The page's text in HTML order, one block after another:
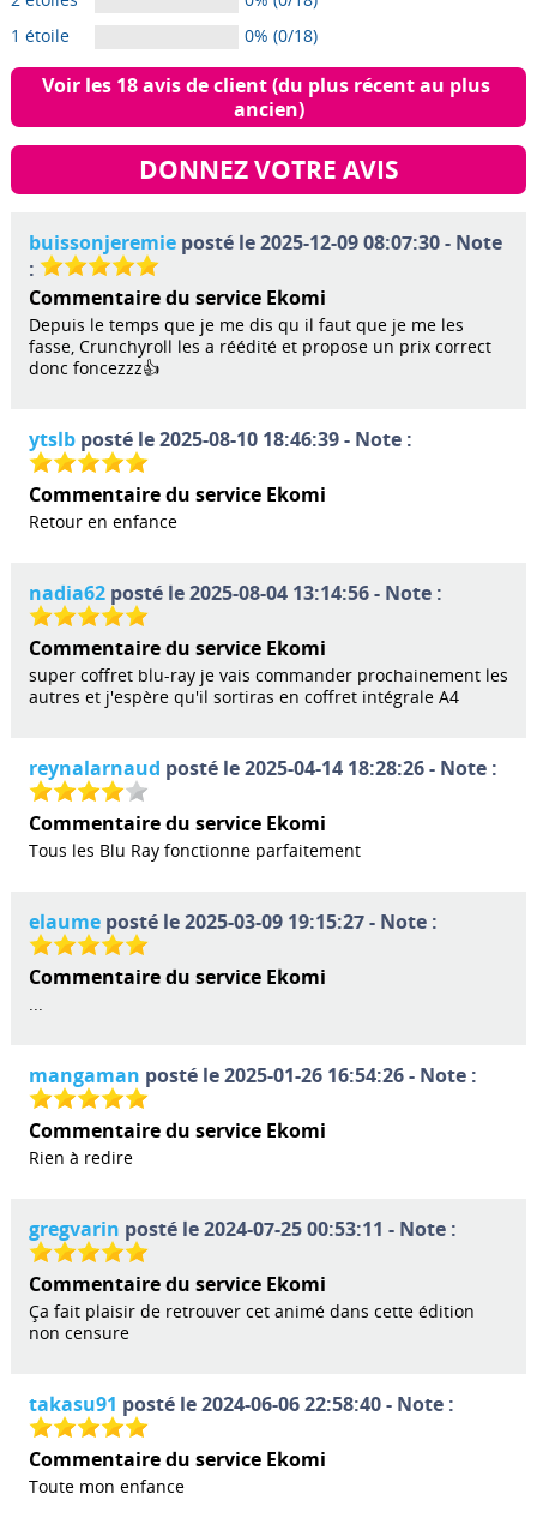
1 étoile
0% (0/18)
Voir les 18 avis de client (du plus récent au plus
ancien)
DONNEZ VOTRE AVIS
buissonjeremieposté le 2025-12-09 08:07:30 - Note
:
Commentaire du service Ekomi
Depuis le temps que je me dis qu il faut que je me les
fasse, Crunchyroll les a réédité et propose un prix correct
donc foncezzz👍
ytslbposté le 2025-08-10 18:46:39 - Note :
Commentaire du service Ekomi
Retour en enfance
nadia62posté le 2025-08-04 13:14:56 - Note :
Commentaire du service Ekomi
super coffret blu-ray je vais commander prochainement les
autres et j'espère qu'il sortiras en coffret intégrale A4
reynalarnaud posté le 2025-04-14 18:28:26 - Note :
Commentaire du service Ekomi
Tous les Blu Ray fonctionne parfaitement
elaumeposté le 2025-03-09 19:15:27 - Note :
Commentaire du service Ekomi
...
mangaman posté le 2025-01-26 16:54:26 - Note :
Commentaire du service Ekomi
Rien à redire
gregvarin posté le 2024-07-25 00:53:11 - Note :
Commentaire du service Ekomi
Ça fait plaisir de retrouver cet animé dans cette édition
non censure
takasu91 posté le 2024-06-06 22:58:40 - Note :
Commentaire du service Ekomi
Toute mon enfance